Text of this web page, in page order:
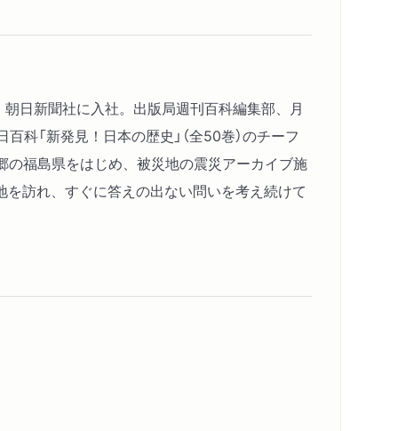
日新聞社に入社。出版局週刊百科編集部、月
「新発見！日本の歴史」（全50巻）のチーフ
福島県をはじめ、被災地の震災アーカイブ施
訪れ、すぐに答えの出ない問いを考え続けて